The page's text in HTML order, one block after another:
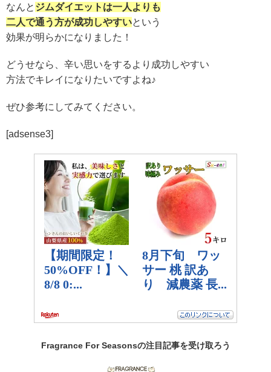
なんと ジムダイエットは一人よりも
二人で通う方が成功しやすいという
効果が明らかになりました！
どうせなら、辛い思いをするより 成功しやすい
方法でキレイになりたいですよね♪
ぜひ参考にしてみてください。
[adsense3]
Fragrance For Seasonsの注目記事を受け取ろう